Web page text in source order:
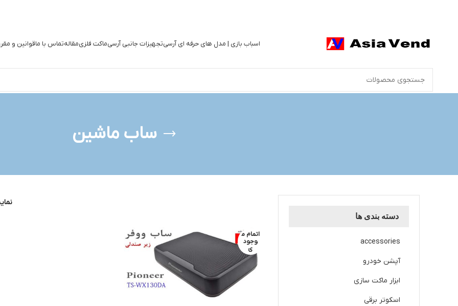
اسباب بازی | مدل های حرفه ای آرسیتجهیزات جانبی آرسیماکت فلزیمقالهتماس با ماقوانین و
ساب ماشین
دسته بندی ها
accessories
آپشن خودرو
ابزار ماکت سازی
اسکوتر برقی
اتمام م
وجود
ی